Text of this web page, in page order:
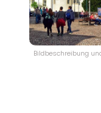
Bildbeschreibung